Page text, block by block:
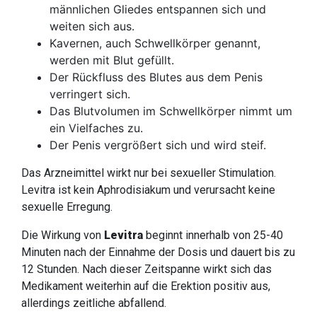
männlichen Gliedes entspannen sich und
weiten sich aus.
Kavernen, auch Schwellkörper genannt,
werden mit Blut gefüllt.
Der Rückfluss des Blutes aus dem Penis
verringert sich.
Das Blutvolumen im Schwellkörper nimmt um
ein Vielfaches zu.
Der Penis vergrößert sich und wird steif.
Das Arzneimittel wirkt nur bei sexueller Stimulation.
Levitra ist kein Aphrodisiakum und verursacht keine
sexuelle Erregung.
Die Wirkung von Levitra beginnt innerhalb von 25-40
Minuten nach der Einnahme der Dosis und dauert bis zu
12 Stunden. Nach dieser Zeitspanne wirkt sich das
Medikament weiterhin auf die Erektion positiv aus,
allerdings zeitliche abfallend.